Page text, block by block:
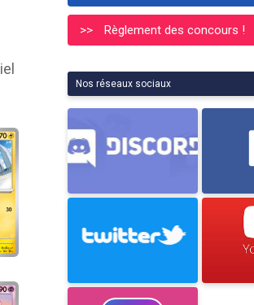
Règlement des concours !
Nos réseaux sociaux